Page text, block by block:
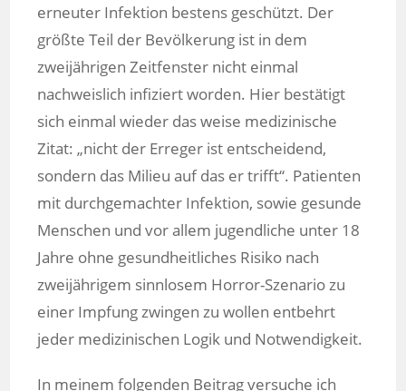
erneuter Infektion bestens geschützt. Der
größte Teil der Bevölkerung ist in dem
zweijährigen Zeitfenster nicht einmal
nachweislich infiziert worden. Hier bestätigt
sich einmal wieder das weise medizinische
Zitat: „nicht der Erreger ist entscheidend,
sondern das Milieu auf das er trifft“. Patienten
mit durchgemachter Infektion, sowie gesunde
Menschen und vor allem jugendliche unter 18
Jahre ohne gesundheitliches Risiko nach
zweijährigem sinnlosem Horror-Szenario zu
einer Impfung zwingen zu wollen entbehrt
jeder medizinischen Logik und Notwendigkeit.
In meinem folgenden Beitrag versuche ich